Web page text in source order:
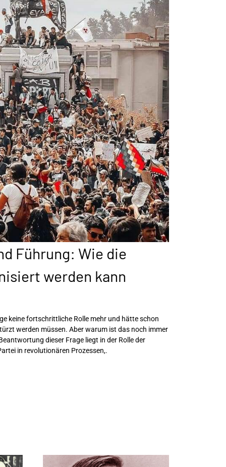
Führung: Wie die
werden kann
keine fortschrittliche Rolle mehr und hätte schon
werden müssen. Aber warum ist das noch immer
dieser Frage liegt in der Rolle der
in revolutionären Prozessen,.